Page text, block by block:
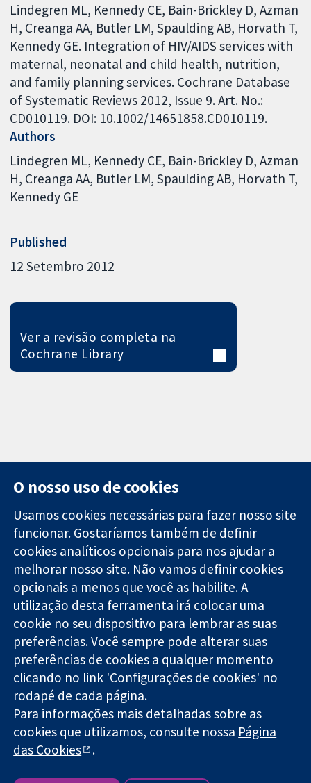
Lindegren ML, Kennedy CE, Bain-Brickley D, Azman
H, Creanga AA, Butler LM, Spaulding AB, Horvath T,
Kennedy GE. Integration of HIV/AIDS services with
maternal, neonatal and child health, nutrition,
and family planning services. Cochrane Database
of Systematic Reviews 2012, Issue 9. Art. No.:
CD010119. DOI: 10.1002/14651858.CD010119.
Authors
Lindegren ML Kennedy CE Bain-Brickley D Azman
H Creanga AA Butler LM Spaulding AB Horvath T
Kennedy GE
Published
12 Setembro 2012
Ver a revisão completa na
Cochrane Library
Evidências
confiáveis.
Decisões
informadas.
Melhor saúde.
11-13 Cavendish
Square
Londres
W1G 0AN
Reino Unido
Contato
Notícias
Assessoria de
imprensa
Sobre nós
Cochrane
Library
A Cochrane Collaboration é uma organização sem fins lucrativos
(caridade nº 1045921) e uma empresa limitada por garantia (nº
03044323) registrada na Inglaterra e no País de Gales.
Copyright © 2026 The Cochrane Collaboration
Termos e condições do site |Aviso legal|Privacidade
O nosso uso de cookies
Usamos cookies necessárias para fazer nosso site
funcionar. Gostaríamos também de definir
cookies analíticos opcionais para nos ajudar a
melhorar nosso site. Não vamos definir cookies
opcionais a menos que você as habilite. A
utilização desta ferramenta irá colocar uma
cookie no seu dispositivo para lembrar as suas
preferências. Você sempre pode alterar suas
preferências de cookies a qualquer momento
clicando no link 'Configurações de cookies' no
rodapé de cada página.
Para informações mais detalhadas sobre as
cookies que utilizamos, consulte nossa Página
das Cookies
.